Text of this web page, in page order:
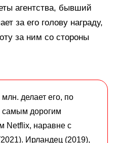
агентства, бывший
за его голову награду,
за ним со стороны
делает его, по
самым дорогим
Netflix, наравне с
Ирландец (2019),